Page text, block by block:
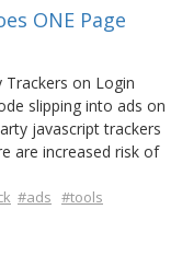
ONE Page
Trackers on Login
slipping into ads on
javascript trackers
are increased risk of
#ads #tools